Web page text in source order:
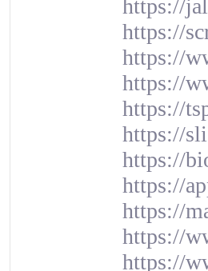
https://
https://
https://
https://
https://
https://
https://
https://
https://
https://
https://